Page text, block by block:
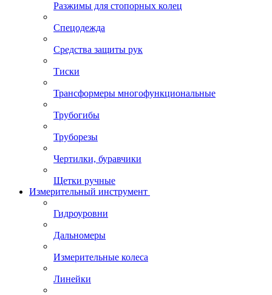
Разжимы для стопорных колец
Спецодежда
Средства защиты рук
Тиски
Трансформеры многофункциональные
Трубогибы
Труборезы
Чертилки, буравчики
Щетки ручные
Измерительный инструмент
Гидроуровни
Дальномеры
Измерительные колеса
Линейки